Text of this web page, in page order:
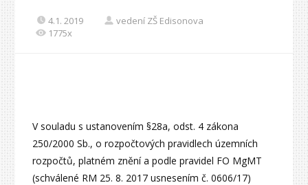
4.1. 2019
vedení ZŠ Edisonova
1775x
V souladu s ustanovením §28a, odst. 4 zákona
250/2000 Sb., o rozpočtových pravidlech územních
rozpočtů, platném znění a podle pravidel FO MgMT
(schválené RM 25. 8. 2017 usnesením č. 0606/17)